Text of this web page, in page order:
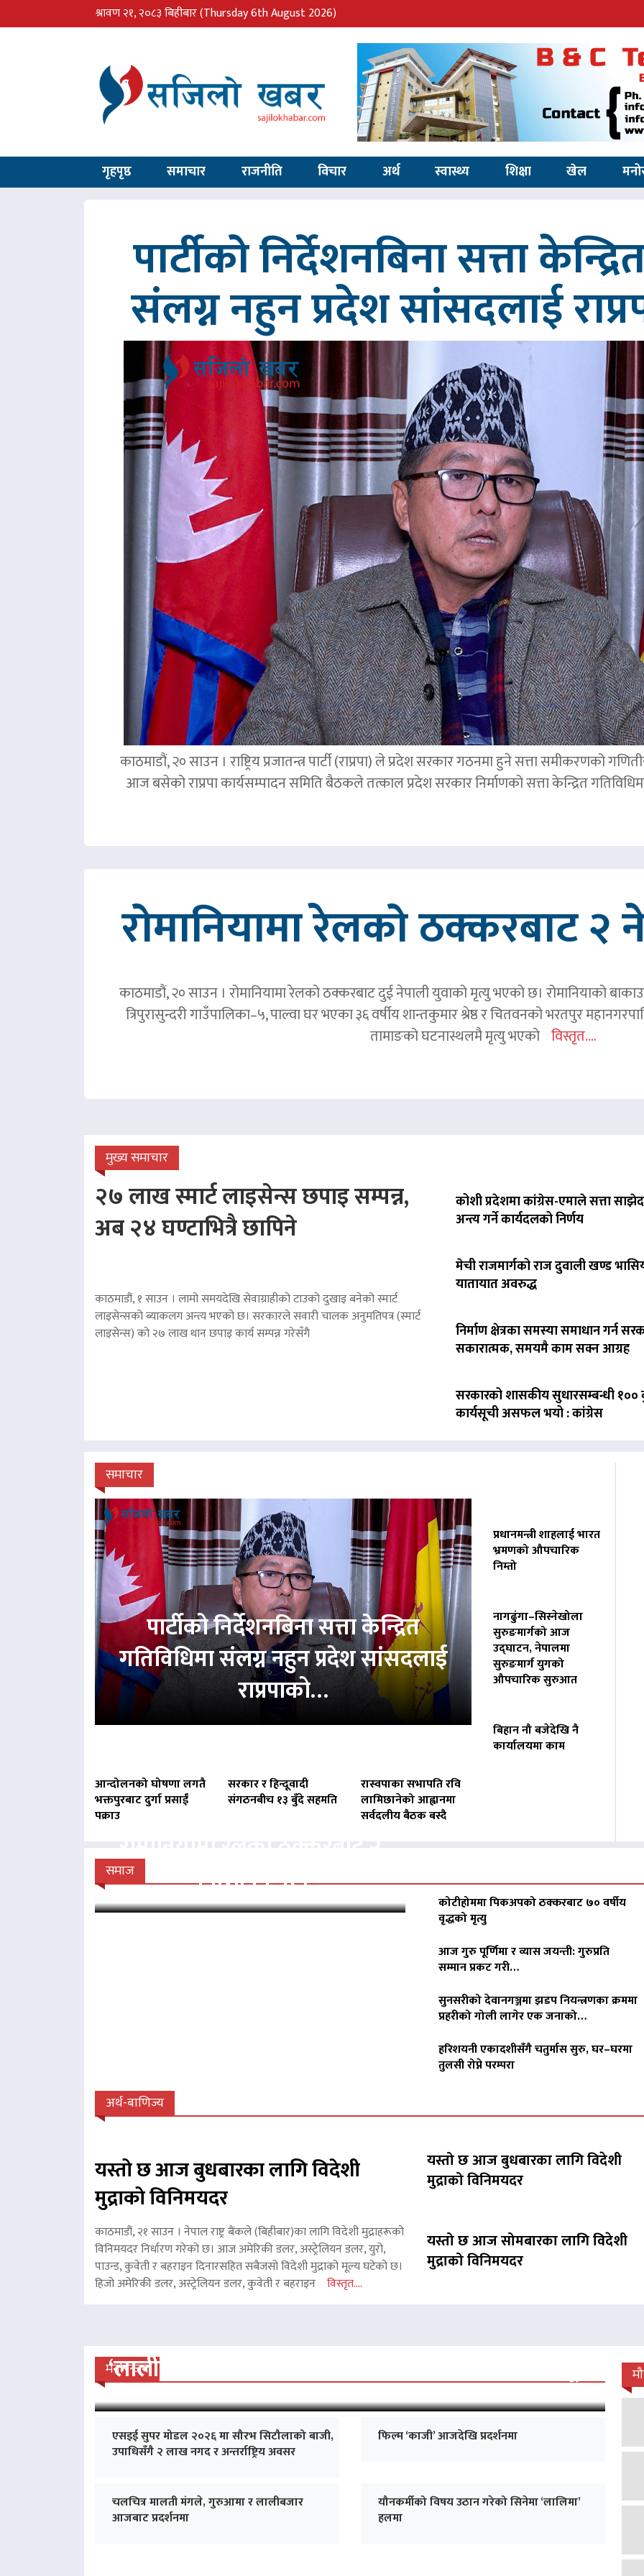
श्रावण २१, २०८३ बिहीबार(Thursday 6th August 2026)
गृहपृष्ठ समाचार राजनीति विचार अर्थ स्वास्थ्य शिक्षा खेल
पार्टीको निर्देशनबिना सत्ता
संलग्न नहुन प्रदेश सांसदलाई
काठमाडौं, २० साउन । राष्ट्रिय प्रजातन्त्र पार्टी (राप्रपा) ले प्रदेश सरकार गठनमा हुने सत्ता समीकरणको
आज बसेको राप्रपा कार्यसम्पादन समिति बैठकले तत्काल प्रदेश सरकार निर्माणको सत्ता केन्द्रित
रोमानियामा रेलको ठक्करबाट २
काठमाडौं, २० साउन । रोमानियामा रेलको ठक्करबाट दुई नेपाली युवाको मृत्यु भएको छ। रोमानियाको
त्रिपुरासुन्दरी गाउँपालिका–५, पाल्वा घर भएका ३६ वर्षीय शान्तकुमार श्रेष्ठ र चितवनको भरतपुर
तामाङको घटनास्थलमै मृत्यु भएको विस्तृत....
मुख्य समाचार
२७ लाख स्मार्ट लाइसेन्स छपाइ सम्पन्न,
अब २४ घण्टाभित्रै छापिने
काठमाडौं, १ साउन । लामो समयदेखि सेवाग्राहीको टाउको दुखाइ बनेको स्मार्ट
लाइसेन्सको ब्याकलग अन्त्य भएको छ। सरकारले सवारी चालक अनुमतिपत्र (स्मार्ट
लाइसेन्स) को २७ लाख थान छपाइ कार्य सम्पन्न गरेसँगै
कोशी प्रदेशमा कांग्रेस-एमाले सत्ता
अन्त्य गर्ने कार्यदलको निर्णय
मेची राजमार्गको राज दुवाली खण्ड
यातायात अवरुद्ध
निर्माण क्षेत्रका समस्या समाधान गर्न
सकारात्मक, समयमै काम सक्न आग्रह
सरकारको शासकीय सुधारसम्बन्धी १००
कार्यसूची असफल भयो : कांग्रेस
समाचार
पार्टीको निर्देशनबिना सत्ता केन्द्रित
गतिविधिमा संलग्न नहुन प्रदेश सांसदलाई
राप्रपाको…
आन्दोलनको घोषणा लगतै
भक्तपुरबाट दुर्गा प्रसाईं
पक्राउ
सरकार र हिन्दूवादी
संगठनबीच १३ बुँदे सहमति
रास्वपाका सभापति रवि
लामिछानेको आह्वानमा
सर्वदलीय बैठक बस्दै
प्रधानमन्त्री शाहलाई भारत
भ्रमणको औपचारिक
निम्तो
नागढुंगा–सिस्नेखोला
सुरुङमार्गको आज
उद्घाटन, नेपालमा
सुरुङमार्ग युगको
औपचारिक सुरुआत
बिहान नौ बजेदेखि नै
कार्यालयमा काम
समाज
नेपालीको मृत्यु
कोटीहोममा पिकअपको ठक्करबाट ७० वर्षीय
वृद्धको मृत्यु
आज गुरु पूर्णिमा र व्यास जयन्ती: गुरुप्रति
सम्मान प्रकट गरी…
सुनसरीको देवानगञ्जमा झडप नियन्त्रणका क्रममा
प्रहरीको गोली लागेर एक जनाको…
हरिशयनी एकादशीसँगै चतुर्मास सुरु, घर–घरमा
तुलसी रोप्ने परम्परा
अर्थ-बाणिज्य
यस्तो छ आज बुधबारका लागि विदेशी
मुद्राको विनिमयदर
काठमाडौं, २१ साउन । नेपाल राष्ट्र बैंकले (बिहीबार)का लागि विदेशी मुद्राहरूको
विनिमयदर निर्धारण गरेको छ। आज अमेरिकी डलर, अस्ट्रेलियन डलर, युरो,
पाउन्ड, कुवेती र बहराइन दिनारसहित सबैजसो विदेशी मुद्राको मूल्य घटेको छ।
हिजो अमेरिकी डलर, अस्ट्रेलियन डलर, कुवेती र बहराइन विस्तृत....
यस्तो छ आज बुधबारका लागि विदेशी
मुद्राको विनिमयदर
यस्तो छ आज सोमबारका लागि विदेशी
मुद्राको विनिमयदर
मनोरन्जन
‘लालीबजार’को सफल यात्रा जारी, प्रदर्शनको ५१औँ दिन पूरा
एसइई सुपर मोडल २०२६ मा सौरभ सिटौलाको बाजी,
उपाधिसँगै २ लाख नगद र अन्तर्राष्ट्रिय अवसर
फिल्म ‘काजी’ आजदेखि प्रदर्शनमा
चलचित्र मालती मंगले, गुरुआमा र लालीबजार
आजबाट प्रदर्शनमा
यौनकर्मीको विषय उठान गरेको सिनेमा ‘लालिमा’
हलमा